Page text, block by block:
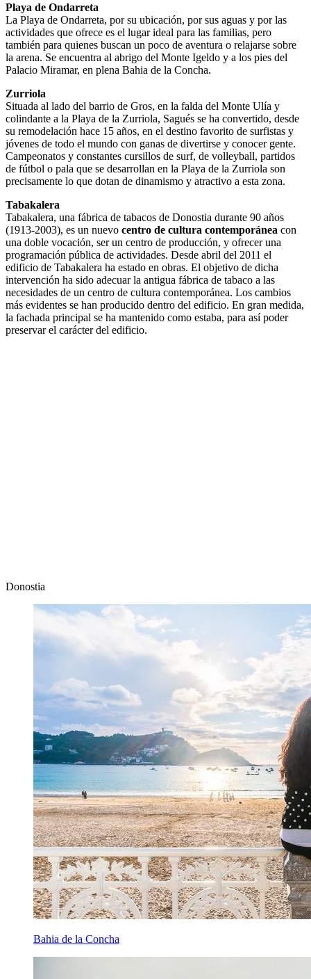
Playa de Ondarreta
La Playa de Ondarreta, por su ubicación, por sus aguas y por las
actividades que ofrece es el lugar ideal para las familias, pero
también para quienes buscan un poco de aventura o relajarse sobre
la arena. Se encuentra al abrigo del Monte Igeldo y a los pies del
Palacio Miramar, en plena Bahia de la Concha.
Zurriola
Situada al lado del barrio de Gros, en la falda del Monte Ulía y
colindante a la Playa de la Zurriola, Sagués se ha convertido, desde
su remodelación hace 15 años, en el destino favorito de surfistas y
jóvenes de todo el mundo con ganas de divertirse y conocer gente.
Campeonatos y constantes cursillos de surf, de volleyball, partidos
de fútbol o pala que se desarrollan en la Playa de la Zurriola son
precisamente lo que dotan de dinamismo y atractivo a esta zona.
Tabakalera
Tabakalera, una fábrica de tabacos de Donostia durante 90 años
(1913-2003), es un nuevo centro de cultura contemporánea con
una doble vocación, ser un centro de producción, y ofrecer una
programación pública de actividades. Desde abril del 2011 el
edificio de Tabakalera ha estado en obras. El objetivo de dicha
intervención ha sido adecuar la antigua fábrica de tabaco a las
necesidades de un centro de cultura contemporánea. Los cambios
más evidentes se han producido dentro del edificio. En gran medida,
la fachada principal se ha mantenido como estaba, para así poder
preservar el carácter del edificio.
Donostia
Bahia de la Concha